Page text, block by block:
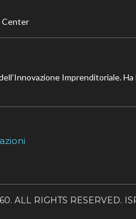
Center
Imprenditoriale.
ALL RIGHTS RESERVED.